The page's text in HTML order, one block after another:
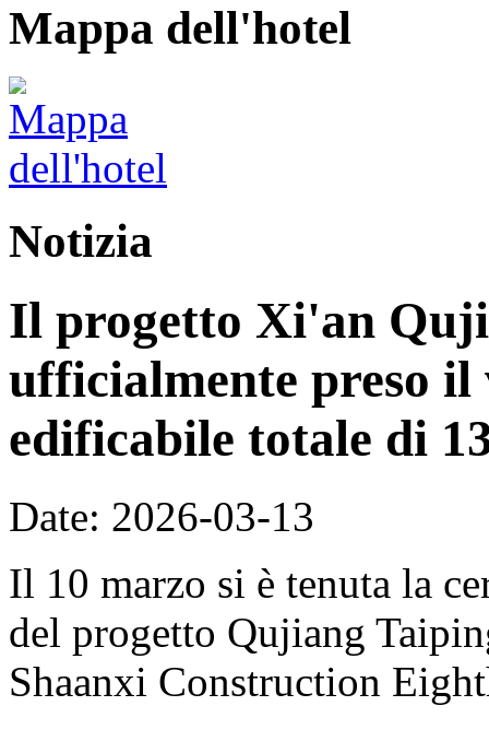
Mappa dell'hotel
Notizia
Il progetto Xi'an
ufficialmente preso il
edificabile totale di
Date: 2026-03-13
Il 10 marzo si è tenuta la
del progetto Qujiang
Shaanxi Construction